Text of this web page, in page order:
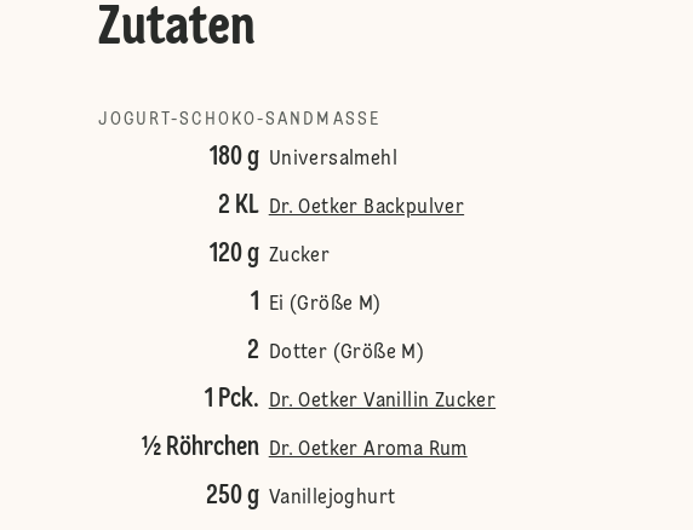
Zutaten
JOGURT-SCHOKO-SANDMASSE
180 g Universalmehl
2 KL Dr. Oetker Backpulver
120 g Zucker
1 Ei (Größe M)
2 Dotter (Größe M)
1 Pck. Dr. Oetker Vanillin Zucker
½ Röhrchen Dr. Oetker Aroma Rum
250 g Vanillejoghurt